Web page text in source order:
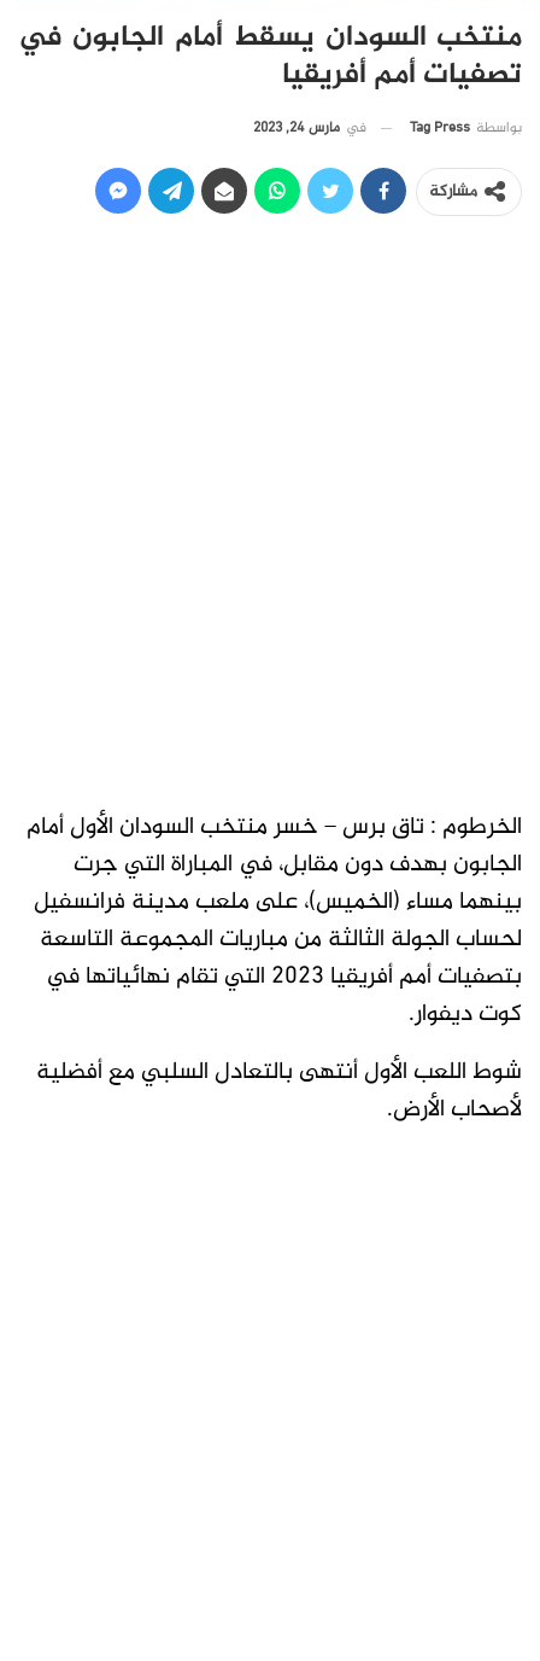
منتخب السودان يسقط أمام الجابون في
تصفيات أمم أفريقيا
بواسطة Tag Press في مارس 24, 2023
مشاركة
الخرطوم : تاق برس – خسر منتخب السودان الأول أمام
الجابون بهدف دون مقابل، في المباراة التي جرت
بينهما مساء (الخميس)، على ملعب مدينة فرانسفيل
لحساب الجولة الثالثة من مباريات المجموعة التاسعة
بتصفيات أمم أفريقيا 2023 التي تقام نهائياتها في
كوت ديفوار.
شوط اللعب الأول أنتهى بالتعادل السلبي مع أفضلية
لأصحاب الأرض.